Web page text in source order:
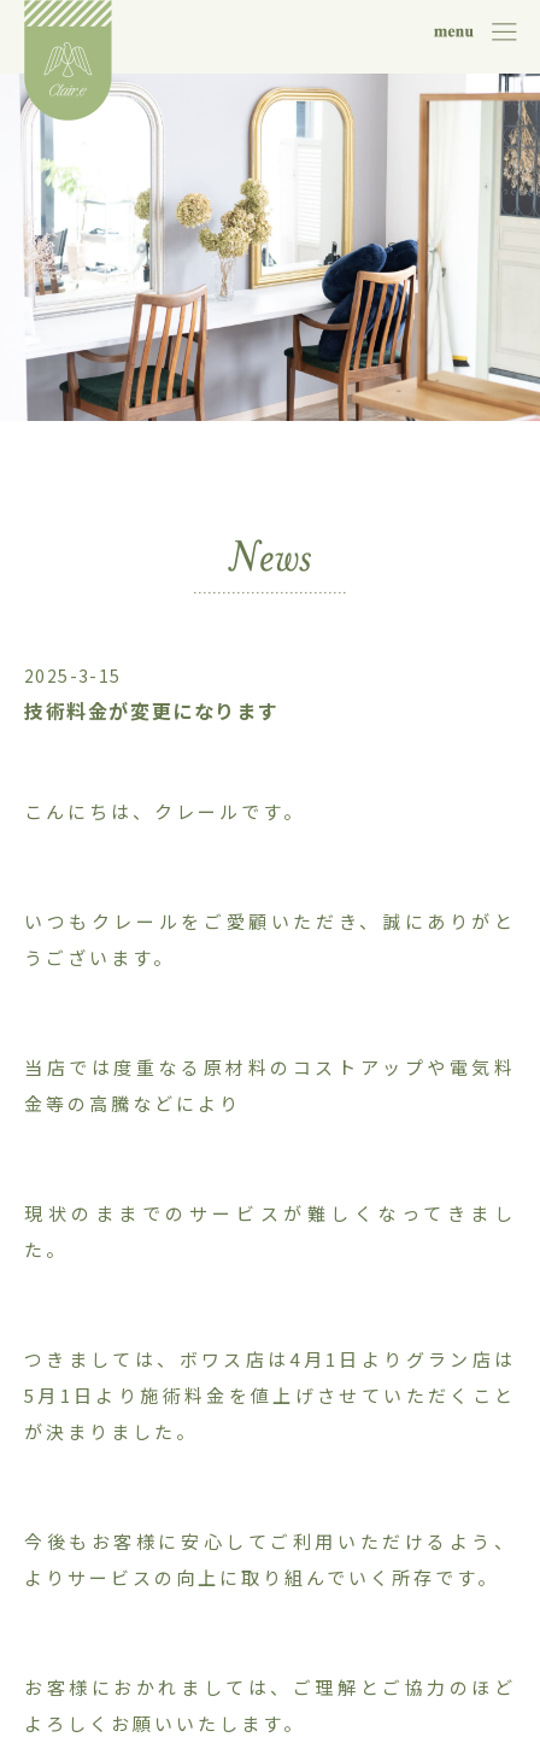
2025-3-15
技術料金が変更になります
こんにちは、クレールです。
いつもクレールをご愛顧いただき、誠にありがと
うございます。
当店では度重なる原材料のコストアップや電気料
金等の高騰などにより
現状のままでのサービスが難しくなってきまし
た。
つきましては、ボワス店は4月1日よりグラン店は
5月1日より施術料金を値上げさせていただくこと
が決まりました。
今後もお客様に安心してご利用いただけるよう、
よりサービスの向上に取り組んでいく所存です。
お客様におかれましては、ご理解とご協力のほど
よろしくお願いいたします。